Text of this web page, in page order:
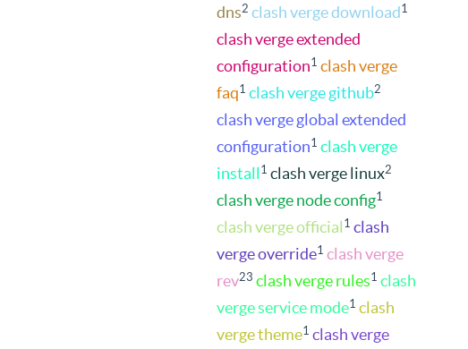
dns2 clash verge download1
clash verge extended
configuration1 clash verge
faq1 clash verge github2
clash verge global extended
configuration1 clash verge
install 1 clash verge linux2
clash verge node config1
clash verge official 1 clash
verge override1 clash verge
rev23 clash verge rules1 clash
verge service mode1 clash
verge theme1 clash verge